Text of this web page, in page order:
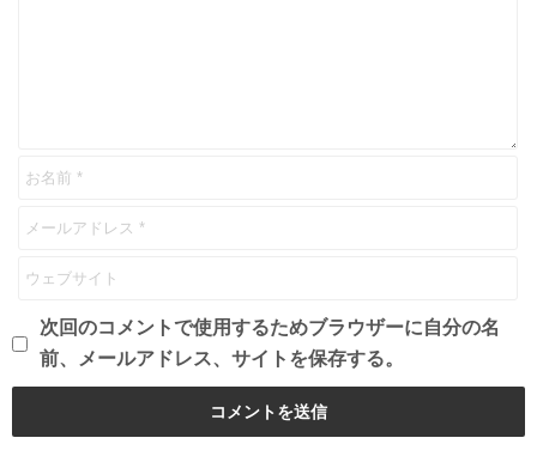
次回のコメントで使用するためブラウザーに自分の名
前、メールアドレス、サイトを保存する。